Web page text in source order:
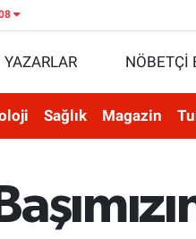
YAZARLAR NÖBETÇİ
Sağlık Magazin